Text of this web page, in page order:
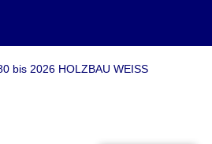
bis 2026 HOLZBAU WEISS